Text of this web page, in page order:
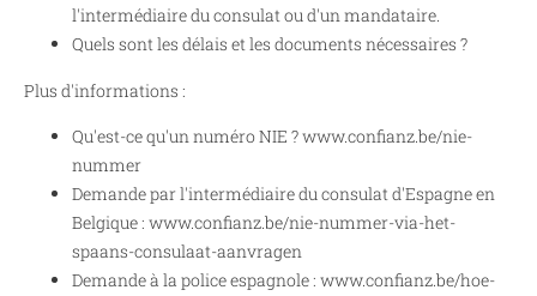
l'intermédiaire du consulat ou d'un mandataire.
Quels sont les délais et les documents nécessaires ?
Plus d'informations :
Qu'est-ce qu'un numéro NIE ? www.confianz.be/nie-
nummer
Demande par l'intermédiaire du consulat d'Espagne en
Belgique : www.confianz.be/nie-nummer-via-het-
spaans-consulaat-aanvragen
Demande à la police espagnole : www.confianz.be/hoe-